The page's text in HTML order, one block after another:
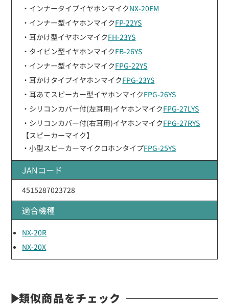
・インナータイプイヤホンマイクNX-20EM
・インナー型イヤホンマイクFP-22YS
・耳かけ型イヤホンマイクFH-23YS
・タイピン型イヤホンマイクFB-26YS
・インナー型イヤホンマイクFPG-22YS
・耳かけタイプイヤホンマイクFPG-23YS
・耳あてスピーカー型イヤホンマイクFPG-26YS
・シリコンカバー付(左耳用)イヤホンマイクFPG-27LYS
・シリコンカバー付(右耳用)イヤホンマイクFPG-27RYS
【スピーカーマイク】
・小型スピーカーマイクロホンタイプFPG-25YS
JANコード
4515287023728
適合機種
NX-20R
NX-20X
類似商品をチェック